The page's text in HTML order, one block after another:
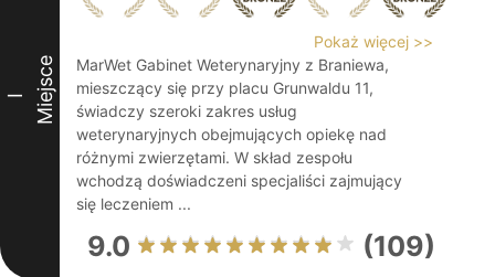
I Miejsce
Pokaż więcej >>
MarWet Gabinet Weterynaryjny z Braniewa,
mieszczący się przy placu Grunwaldu 11,
świadczy szeroki zakres usług
weterynaryjnych obejmujących opiekę nad
różnymi zwierzętami. W skład zespołu
wchodzą doświadczeni specjaliści zajmujący
się leczeniem ...
9.0 (109)